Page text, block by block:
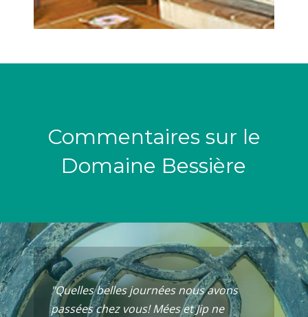
Commentaires sur le
Domaine Bessière
"Quelles belles journées nous avons
passées chez vous! Mées et Jip ne